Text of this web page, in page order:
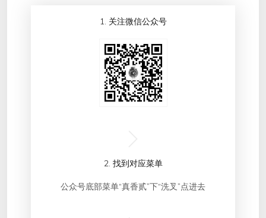
1. 关注微信公众号
2. 找到对应菜单
公众号底部菜单“真香贰”下“洗叉”点进去